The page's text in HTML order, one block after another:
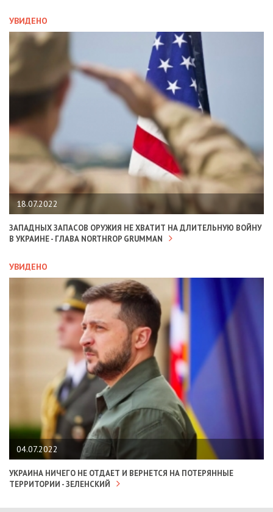
УВИДЕНО
18.07.2022
ЗАПАДНЫХ ЗАПАСОВ ОРУЖИЯ НЕ ХВАТИТ НА ДЛИТЕЛЬНУЮ ВОЙНУ
В УКРАИНЕ - ГЛАВА NORTHROP GRUMMAN
УВИДЕНО
04.07.2022
УКРАИНА НИЧЕГО НЕ ОТДАЕТ И ВЕРНЕТСЯ НА ПОТЕРЯННЫЕ
ТЕРРИТОРИИ - ЗЕЛЕНСКИЙ